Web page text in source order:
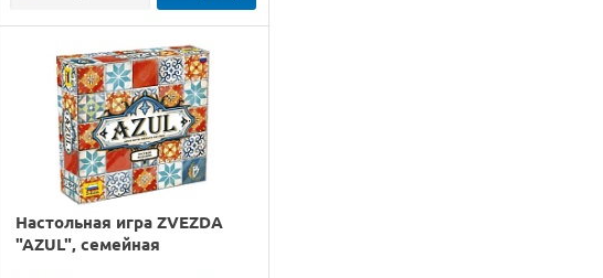
Настольная игра ZVEZDA
"AZUL", семейная